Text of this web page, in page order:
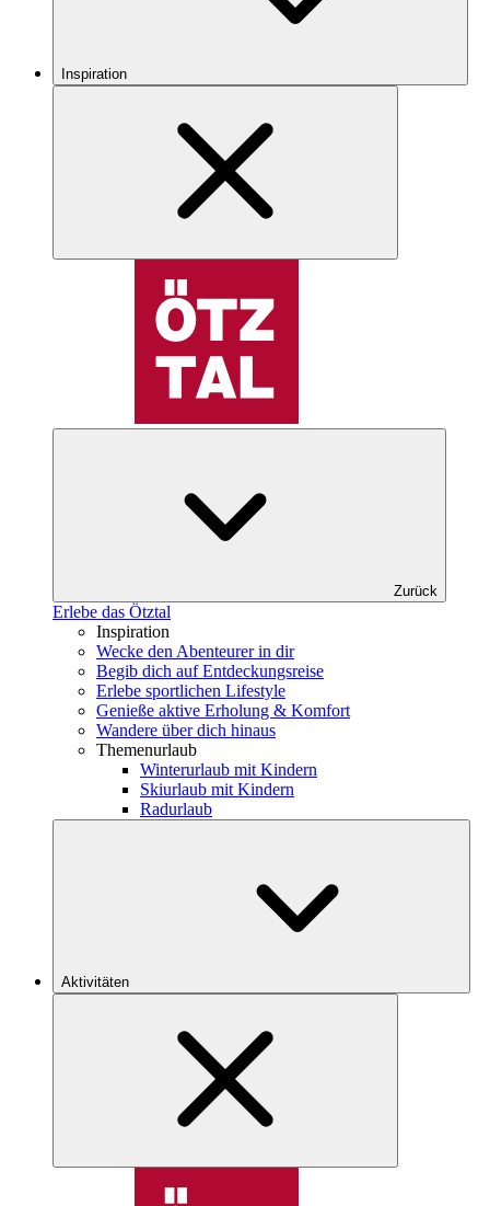
Inspiration
Zurück
Erlebe das Ötztal
Inspiration
Wecke den Abenteurer in dir
Begib dich auf Entdeckungsreise
Erlebe sportlichen Lifestyle
Genieße aktive Erholung & Komfort
Wandere über dich hinaus
Themenurlaub
Winterurlaub mit Kindern
Skiurlaub mit Kindern
Radurlaub
Aktivitäten